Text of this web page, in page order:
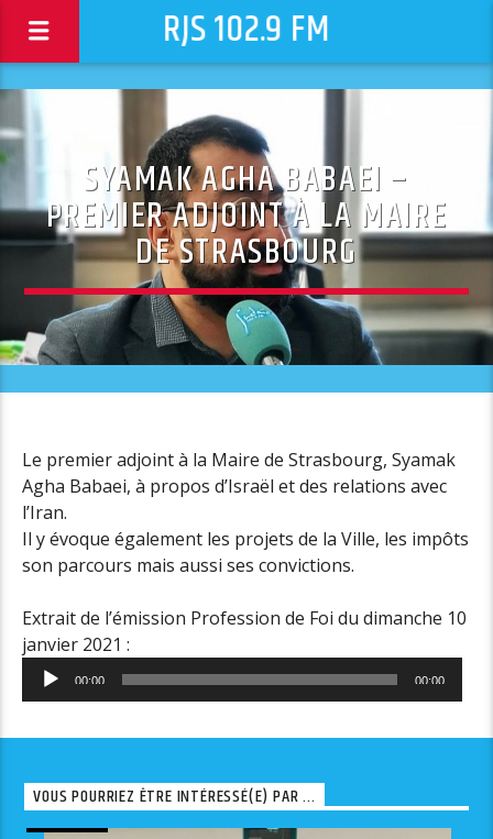
RJS 102.9 FM
SYAMAK AGHA BABAEI –
PREMIER ADJOINT À LA MAIRE
DE STRASBOURG
Le premier adjoint à la Maire de Strasbourg, Syamak
Agha Babaei, à propos d’Israël et des relations avec
l’Iran.
Il y évoque également les projets de la Ville, les impôts
son parcours mais aussi ses convictions.
Extrait de l’émission Profession de Foi du dimanche 10
janvier 2021 :
Lecteur
audio
00:00 00:00
VOUS POURRIEZ ÊTRE INTÉRESSÉ(E) PAR ...